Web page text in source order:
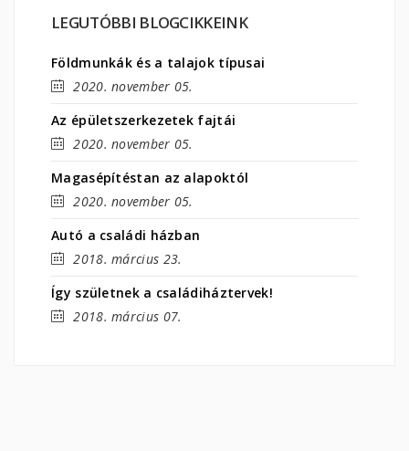
LEGUTÓBBI BLOGCIKKEINK
Földmunkák és a talajok típusai
2020. november 05.
Az épületszerkezetek fajtái
2020. november 05.
Magasépítéstan az alapoktól
2020. november 05.
Autó a családi házban
2018. március 23.
Így születnek a családiháztervek!
2018. március 07.